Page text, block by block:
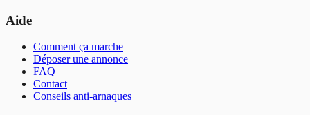
Aide
Comment ça marche
Déposer une annonce
FAQ
Contact
Conseils anti-arnaques